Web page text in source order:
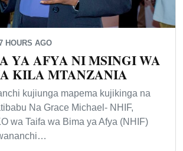
HOURS AGO
YA AFYA NI MSINGI WA
KILA MTANZANIA
kujiunga mapema kujikinga na
Na Grace Michael- NHIF,
wa Taifa wa Bima ya Afya (NHIF)